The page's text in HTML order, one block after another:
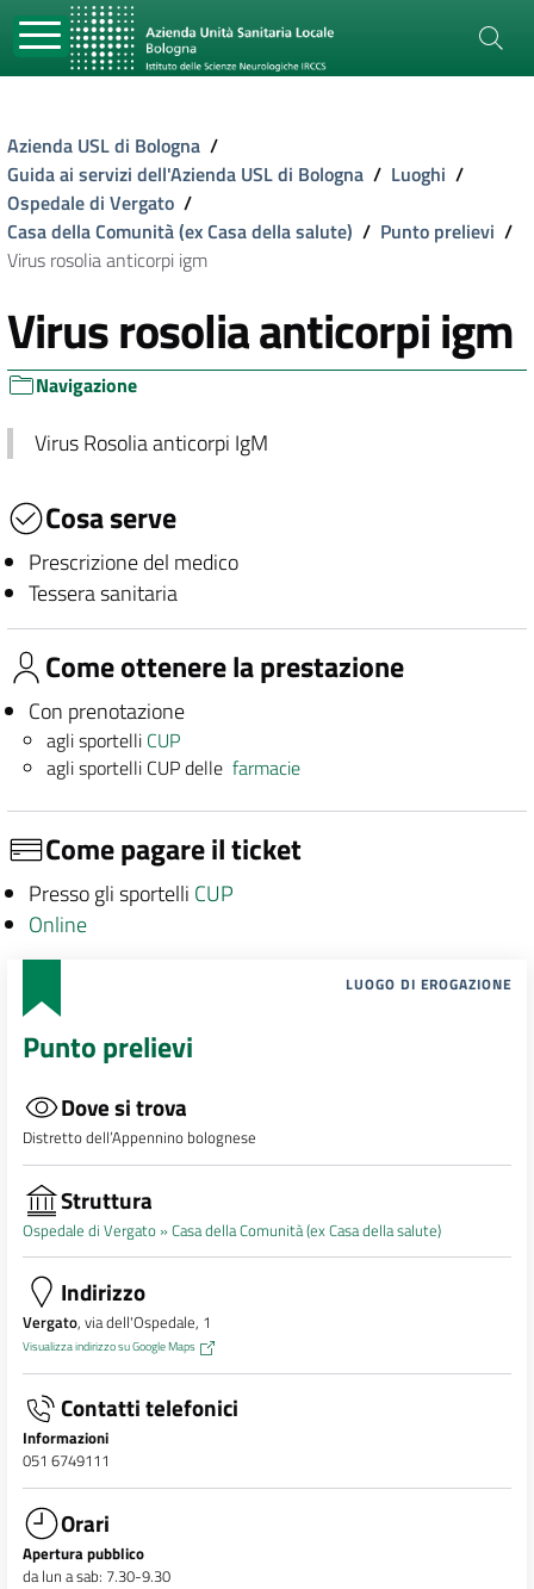
Azienda USL di Bologna /
Guida ai servizi dell'Azienda USL di Bologna / Luoghi /
Ospedale di Vergato /
Casa della Comunità (ex Casa della salute) / Punto prelievi /
Virus rosolia anticorpi igm
Virus rosolia anticorpi igm
Navigazione
Virus Rosolia anticorpi IgM
Cosa serve
Prescrizione del medico
Tessera sanitaria
Come ottenere la prestazione
Con prenotazione
agli sportelli CUP
agli sportelli CUP dellefarmacie
Come pagare il ticket
Presso gli sportelli CUP
Online
LUOGO DI EROGAZIONE
Punto prelievi
Dove si trova
Distretto dell’Appennino bolognese
Struttura
Ospedale di Vergato »Casa della Comunità (ex Casa della salute)
Indirizzo
Vergato, via dell'Ospedale, 1
Visualizza indirizzo su Google Maps
Contatti telefonici
Informazioni
051 6749111
Orari
Apertura pubblico
da lun a sab: 7.30-9.30